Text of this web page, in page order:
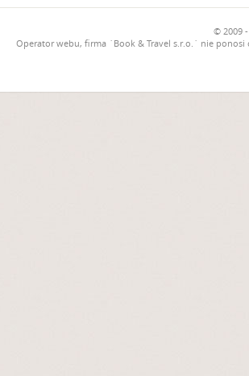
© 2009
Operator webu, firma `Book & Travel s.r.o.` nie